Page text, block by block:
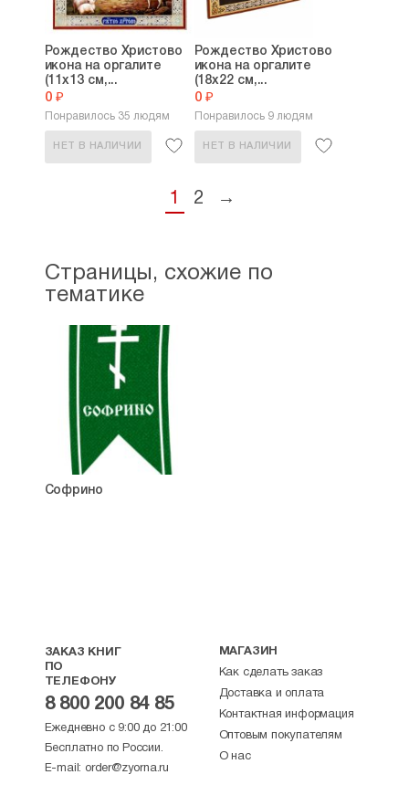
Рождество Христово
икона на оргалите
(11х13 см,...
0 ₽
Понравилось 35 людям
НЕТ В НАЛИЧИИ
Рождество Христово
икона на оргалите
(18х22 см,...
0 ₽
Понравилось 9 людям
НЕТ В НАЛИЧИИ
1 2 →
Страницы, схожие по
тематике
Софрино
ЗАКАЗ КНИГ
ПО
ТЕЛЕФОНУ
8 800 200 84 85
Ежедневно с 9:00 до 21:00
Бесплатно по России.
E-mail: order@zyorna.ru
МАГАЗИН
Как сделать заказ
Доставка и оплата
Контактная информация
Оптовым покупателям
О нас